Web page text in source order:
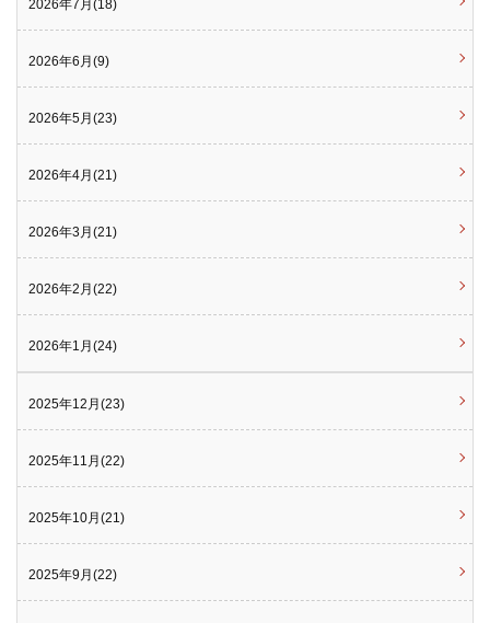
2026年7月(18)
2026年6月(9)
2026年5月(23)
2026年4月(21)
2026年3月(21)
2026年2月(22)
2026年1月(24)
2025年12月(23)
2025年11月(22)
2025年10月(21)
2025年9月(22)